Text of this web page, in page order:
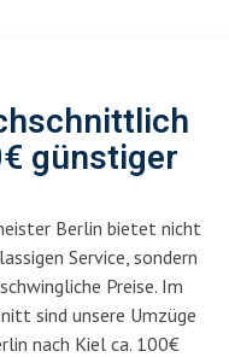
günstiger
Berlin bietet nicht
Service, sondern
Preise. Im
sind unsere Umzüge
nach Kiel ca. 100€